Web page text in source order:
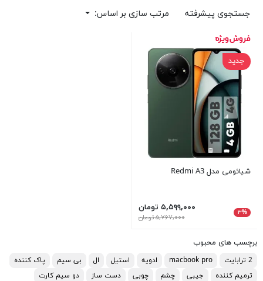
جستجوی پیشرفته مرتب سازی بر اساس:
جدید
شیائومی مدل Redmi A3
۳% ۵,۵۹۹,۰۰۰ تومان
۵,۷۶۷,۰۰۰ تومان
برچسب های محبوب
2 ترابایت macbook pro ادویه استیل ال بی سیم
پاک کننده
ترمیم کننده
جیبی چشم چوبی دست ساز
دو سیم کارت